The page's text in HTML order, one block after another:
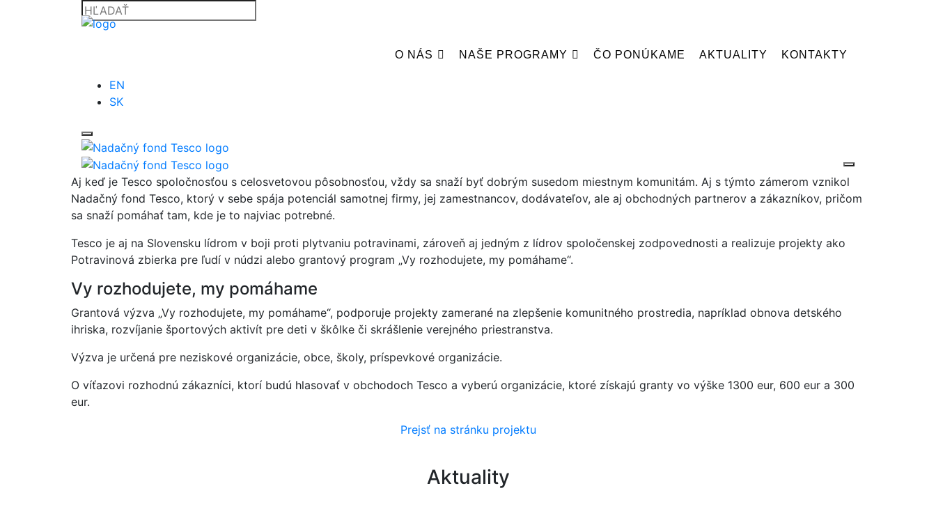
O NÁS NAŠE PROGRAMY ČO PONÚKAME AKTUALITY KONTAKTY
EN
SK
Aj keď je Tesco spoločnosťou s celosvetovou pôsobnosťou, vždy sa snaží byť dobrým susedom miestnym komunitám. Aj s týmto zámerom vznikol
Nadačný fond Tesco, ktorý v sebe spája potenciál samotnej firmy, jej zamestnancov, dodávateľov, ale aj obchodných partnerov a zákazníkov, pričom
sa snaží pomáhať tam, kde je to najviac potrebné.
Tesco je aj na Slovensku lídrom v boji proti plytvaniu potravinami, zároveň aj jedným z lídrov spoločenskej zodpovednosti a realizuje projekty ako
Potravinová zbierka pre ľudí v núdzi alebo grantový program „Vy rozhodujete, my pomáhame“.
Vy rozhodujete, my pomáhame
Grantová výzva „Vy rozhodujete, my pomáhame“, podporuje projekty zamerané na zlepšenie komunitného prostredia, napríklad obnova detského
ihriska, rozvíjanie športových aktivít pre deti v škôlke či skrášlenie verejného priestranstva.
Výzva je určená pre neziskové organizácie, obce, školy, príspevkové organizácie.
O víťazovi rozhodnú zákazníci, ktorí budú hlasovať v obchodoch Tesco a vyberú organizácie, ktoré získajú granty vo výške 1300 eur, 600 eur a 300
eur.
Prejsť na stránku projektu
Aktuality